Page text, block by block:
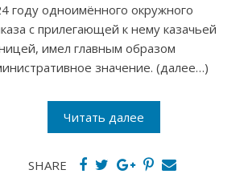
году одноимённого окружного
с прилегающей к нему казачьей
имел главным образом
значение. (далее…)
Читать далее
SHARE